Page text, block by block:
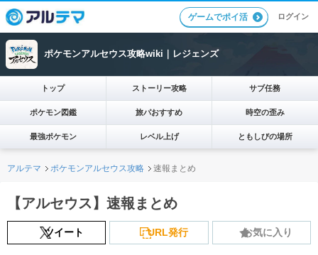
ゲームでポイ活 ログイン
ポケモンアルセウス攻略wiki｜レジェンズ
トップ ストーリー攻略 サブ任務
ポケモン図鑑 旅パおすすめ 時空の歪み
最強ポケモン レベル上げ ともしびの場所
アルテマ ポケモンアルセウス攻略 速報まとめ
【アルセウス】速報まとめ
ツイート URL発行 お気に入り